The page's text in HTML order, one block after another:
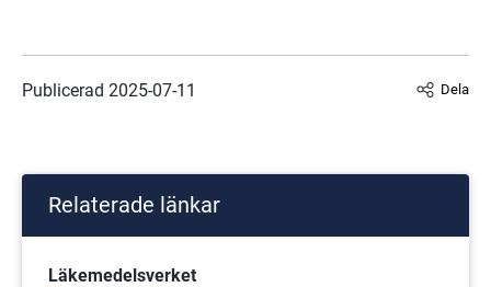
Publicerad 2025-07-11 Dela
Relaterade länkar
Läkemedelsverket